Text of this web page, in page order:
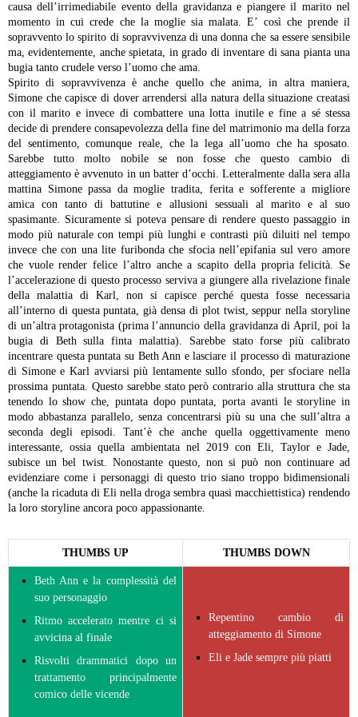
causa dell’irrimediabile evento della gravidanza e piangere il marito nel
momento in cui crede che la moglie sia malata. E’ così che prende il
sopravvento lo spirito di sopravvivenza di una donna che sa essere sensibile
ma, evidentemente, anche spietata, in grado di inventare di sana pianta una
bugia tanto crudele verso l’uomo che ama.
Spirito di sopravvivenza è anche quello che anima, in altra maniera,
Simone che capisce di dover arrendersi alla natura della situazione creatasi
con il marito e invece di combattere una lotta inutile e fine a sé stessa
decide di prendere consapevolezza della fine del matrimonio ma della forza
del sentimento, comunque reale, che la lega all’uomo che ha sposato.
Sarebbe tutto molto nobile se non fosse che questo cambio di
atteggiamento è avvenuto in un batter d’occhi. Letteralmente dalla sera alla
mattina Simone passa da moglie tradita, ferita e sofferente a migliore
amica con tanto di battutine e allusioni sessuali al marito e al suo
spasimante. Sicuramente si poteva pensare di rendere questo passaggio in
modo più naturale con tempi più lunghi e contrasti più diluiti nel tempo
invece che con una lite furibonda che sfocia nell’epifania sul vero amore
che vuole render felice l’altro anche a scapito della propria felicità. Se
l’accelerazione di questo processo serviva a giungere alla rivelazione finale
della malattia di Karl, non si capisce perché questa fosse necessaria
all’interno di questa puntata, già densa di plot twist, seppur nella storyline
di un’altra protagonista (prima l’annuncio della gravidanza di April, poi la
bugia di Beth sulla finta malattia). Sarebbe stato forse più calibrato
incentrare questa puntata su Beth Ann e lasciare il processo di maturazione
di Simone e Karl avviarsi più lentamente sullo sfondo, per sfociare nella
prossima puntata. Questo sarebbe stato però contrario alla struttura che sta
tenendo lo show che, puntata dopo puntata, porta avanti le storyline in
modo abbastanza parallelo, senza concentrarsi più su una che sull’altra a
seconda degli episodi. Tant’è che anche quella oggettivamente meno
interessante, ossia quella ambientata nel 2019 con Eli, Taylor e Jade,
subisce un bel twist. Nonostante questo, non si può non continuare ad
evidenziare come i personaggi di questo trio siano troppo bidimensionali
(anche la ricaduta di Eli nella droga sembra quasi macchiettistica) rendendo
la loro storyline ancora poco appassionante.
THUMBS UP THUMBS DOWN
Beth Ann e la complessità del
suo personaggio
Ritmo accelerato mentre ci si
avvicina al finale
Risvolti drammatici dopo un
trattamento principalmente
comico delle vicende
Repentino cambio di
atteggiamento di Simone
Eli e Jade sempre più piatti